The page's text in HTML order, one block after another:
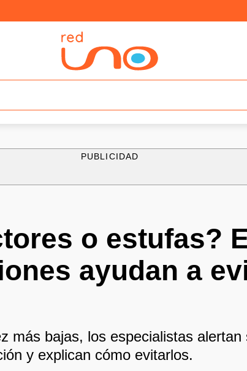
PUBLICIDAD
o estufas?
ayudan a
más bajas, los especialistas alertan
y explican cómo evitarlos.